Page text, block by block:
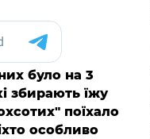
було на 3
збирають їжу
поїхало
особливо